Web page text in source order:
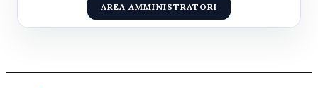
AREA AMMINISTRATORI